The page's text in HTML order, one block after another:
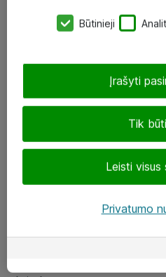
eShop@atea.lt
LinkedIn
Būtinieji
Tik
Leisti visus
Įrašyti
Privatumo